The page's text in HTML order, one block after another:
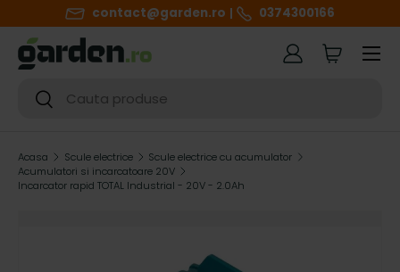
SARI LA CONTINUT
contact@garden.ro 0374300166
Cautare
Cautare
Autentificare
Cart
Meniul
Acasa Scule electrice
Scule electrice cu acumulator
Acumulatori si incarcatoare 20V
Incarcator rapid TOTAL Industrial - 20V - 2.0Ah